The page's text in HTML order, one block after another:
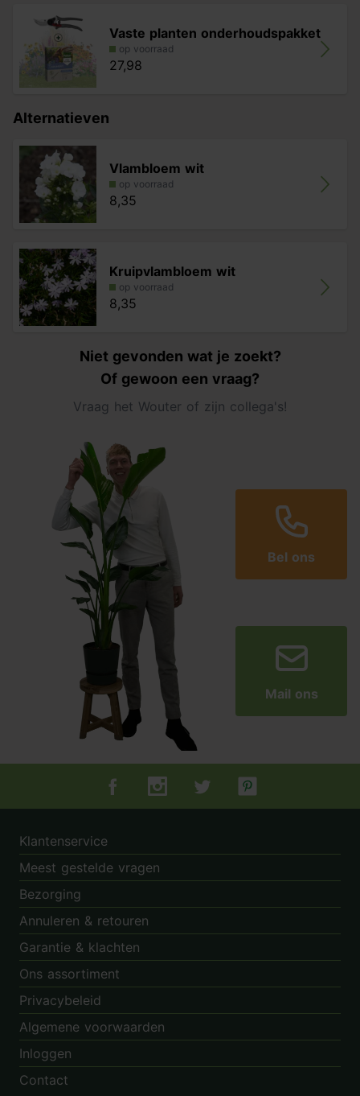
Vaste planten onderhoudspakket
op voorraad
27,98
Alternatieven
Vlambloem wit
op voorraad
8,35
Kruipvlambloem wit
op voorraad
8,35
Niet gevonden wat je zoekt?
Of gewoon een vraag?
Vraag het Wouter of zijn collega's!
Bel ons
Mail ons
Tuincentrum.nl op Facebook
Tuincentrum.nl op Instagram
Tuincentrum.nl op Twitter
Tuincentrum.nl op
Klantenservice
Meest gestelde vragen
Bezorging
Annuleren & retouren
Garantie & klachten
Ons assortiment
Privacybeleid
Algemene voorwaarden
Inloggen
Contact